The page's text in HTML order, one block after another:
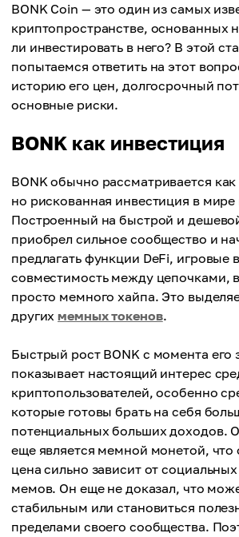
BONK Coin — это один из самых
криптопространстве, основанных
ли инвестировать в него? В этой
попытаемся ответить на этот
историю его цен, долгосрочный
основные риски.
BONK как инвестиция
BONK обычно рассматривается
но рискованная инвестиция в
Построенный на быстрой и
приобрел сильное сообщество и
предлагать функции DeFi, игровые
совместимость между цепочками,
просто мемного хайпа. Это
другихмемных токенов.
Быстрый рост BONK с момента его
показывает настоящий интерес
криптопользователей, особенно
которые готовы брать на себя
потенциальных больших доходов.
еще является мемной монетой, что
цена сильно зависит от
мемов. Он еще не доказал, что
стабильным или становиться
пределами своего сообщества.